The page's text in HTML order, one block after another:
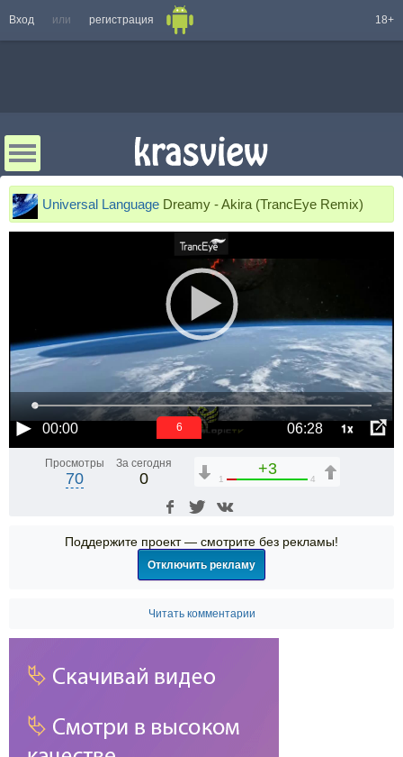
Вход или регистрация 18+
Universal Language Dreamy - Akira (TrancEye Remix)
00:00 06:28 1x
6
Просмотры
70
За сегодня
0
+3
1 4
Поддержите проект — смотрите без рекламы!
Отключить рекламу
Читать комментарии